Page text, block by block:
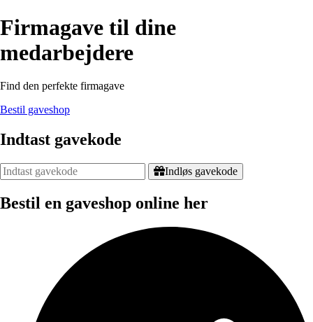
Firmagave til dine
medarbejdere
Find den perfekte firmagave
Bestil gaveshop
Indtast gavekode
Indløs gavekode
Bestil en gaveshop online her